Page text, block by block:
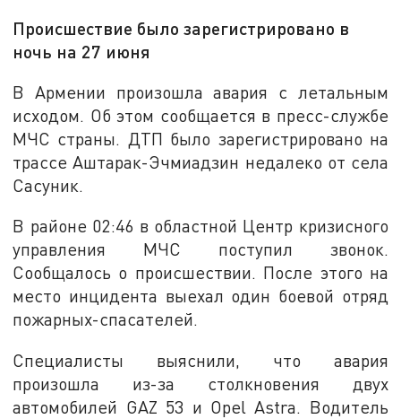
Происшествие было зарегистрировано в
ночь на 27 июня
В Армении произошла авария с летальным
исходом. Об этом сообщается в пресс-службе
МЧС страны. ДТП было зарегистрировано на
трассе Аштарак-Эчмиадзин недалеко от села
Сасуник.
В районе 02:46 в областной Центр кризисного
управления МЧС поступил звонок.
Сообщалось о происшествии. После этого на
место инцидента выехал один боевой отряд
пожарных-спасателей.
Специалисты выяснили, что авария
произошла из-за столкновения двух
автомобилей GAZ 53 и Opel Astra. Водитель